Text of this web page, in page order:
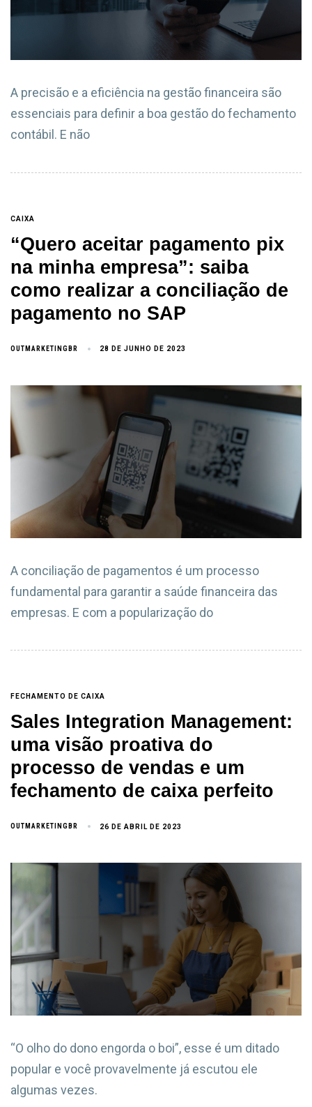
A precisão e a eficiência na gestão financeira são
essenciais para definir a boa gestão do fechamento
contábil. E não
CAIXA
“Quero aceitar pagamento pix
na minha empresa”: saiba
como realizar a conciliação de
pagamento no SAP
OUTMARKETINGBR 28 DE JUNHO DE 2023
A conciliação de pagamentos é um processo
fundamental para garantir a saúde financeira das
empresas. E com a popularização do
FECHAMENTO DE CAIXA
Sales Integration Management:
uma visão proativa do
processo de vendas e um
fechamento de caixa perfeito
OUTMARKETINGBR 26 DE ABRIL DE 2023
“O olho do dono engorda o boi”, esse é um ditado
popular e você provavelmente já escutou ele
algumas vezes.